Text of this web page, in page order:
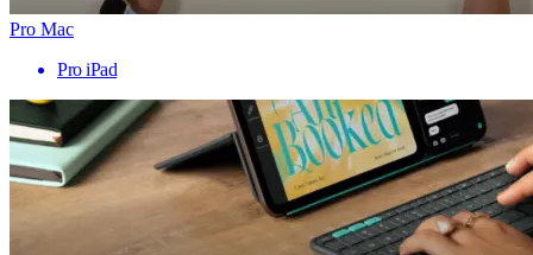
Pro Mac
Pro iPad